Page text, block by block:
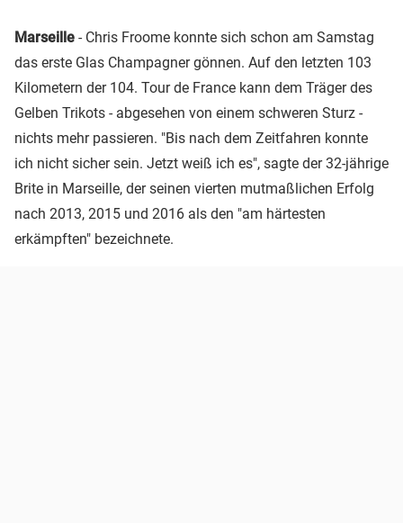
Marseille - Chris Froome konnte sich schon am Samstag
das erste Glas Champagner gönnen. Auf den letzten 103
Kilometern der 104. Tour de France kann dem Träger des
Gelben Trikots - abgesehen von einem schweren Sturz -
nichts mehr passieren. "Bis nach dem Zeitfahren konnte
ich nicht sicher sein. Jetzt weiß ich es", sagte der 32-jährige
Brite in Marseille, der seinen vierten mutmaßlichen Erfolg
nach 2013, 2015 und 2016 als den "am härtesten
erkämpften" bezeichnete.